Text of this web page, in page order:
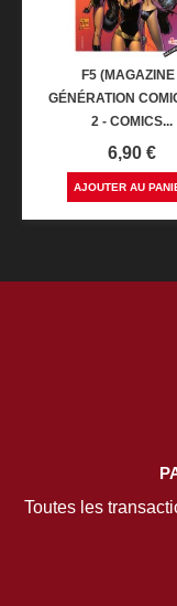
F5 (MAGAZINE
GÉNÉRATION
2 - COMICS...
Prix
6,90 €
AJOUTER AU
Toutes les